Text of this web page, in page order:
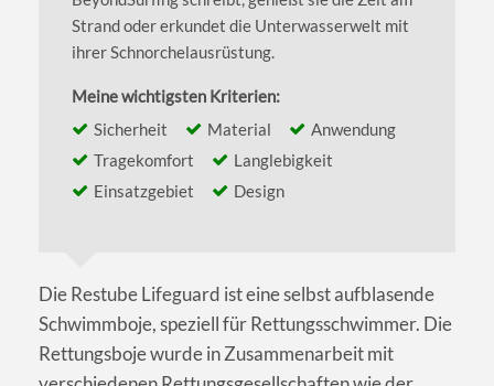
Strand oder erkundet die Unterwasserwelt mit
ihrer Schnorchelausrüstung.
Meine wichtigsten Kriterien:
Sicherheit
Material
Anwendung
Tragekomfort
Langlebigkeit
Einsatzgebiet
Design
Die Restube Lifeguard ist eine selbst aufblasende
Schwimmboje, speziell für Rettungsschwimmer. Die
Rettungsboje wurde in Zusammenarbeit mit